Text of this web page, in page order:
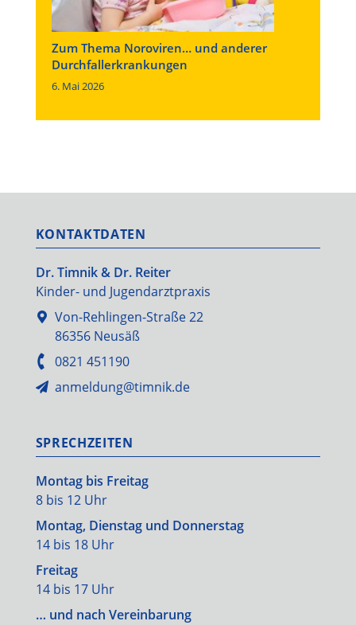
Zum Thema Noroviren… und anderer
Durchfallerkrankungen
6. Mai 2026
KONTAKTDATEN
Dr. Timnik & Dr. Reiter
Kinder- und Jugendarztpraxis
Von-Rehlingen-Straße 22
86356 Neusäß
0821 451190
anmeldung@timnik.de
SPRECHZEITEN
Montag bis Freitag
8 bis 12 Uhr
Montag, Dienstag und Donnerstag
14 bis 18 Uhr
Freitag
14 bis 17 Uhr
… und nach Vereinbarung